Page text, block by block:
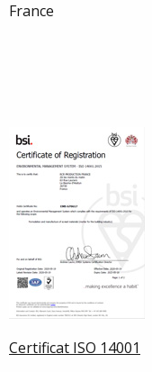
France
Certificat ISO 14001